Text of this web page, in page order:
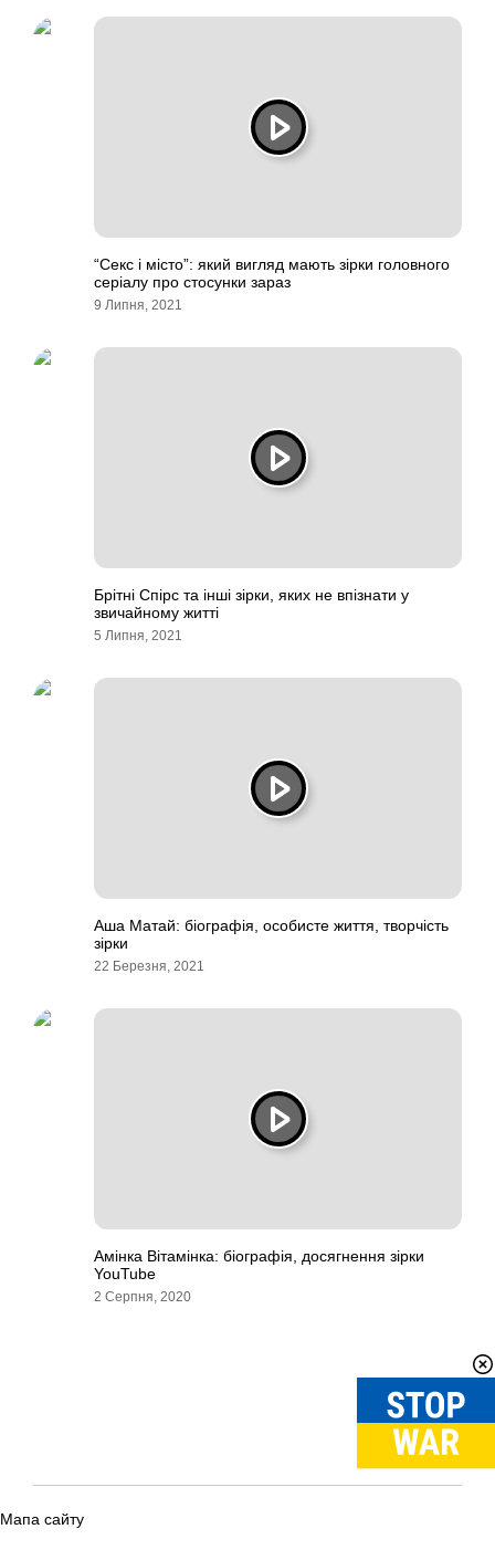
“Секс і місто”: який вигляд мають зірки головного
серіалу про стосунки зараз
9 Липня, 2021
Брітні Спірс та інші зірки, яких не впізнати у
звичайному житті
5 Липня, 2021
Аша Матай: біографія, особисте життя, творчість
зірки
22 Березня, 2021
Амінка Вітамінка: біографія, досягнення зірки
YouTube
2 Серпня, 2020
Мапа сайту